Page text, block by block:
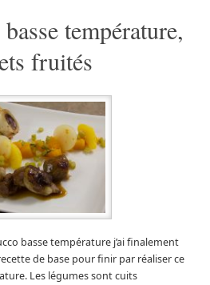
température,
fruités
basse température j’ai finalement
de base pour finir par réaliser ce
Les légumes sont cuits